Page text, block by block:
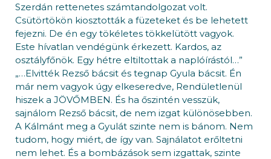
Szerdán rettenetes számtandolgozat volt.
Csütörtökön kiosztották a füzeteket és be lehetett
fejezni. De én egy tökéletes tökkelütött vagyok.
Este hívatlan vendégünk érkezett. Kardos, az
osztályfőnök. Egy hétre eltiltottak a naplóírástól…”
„…Elvitték Rezső bácsit és tegnap Gyula bácsit. Én
már nem vagyok úgy elkeseredve, Rendületlenül
hiszek a JÖVŐMBEN. És ha őszintén vesszük,
sajnálom Rezső bácsit, de nem izgat különösebben.
A Kálmánt meg a Gyulát szinte nem is bánom. Nem
tudom, hogy miért, de így van. Sajnálatot erőltetni
nem lehet. És a bombázások sem izgattak, szinte